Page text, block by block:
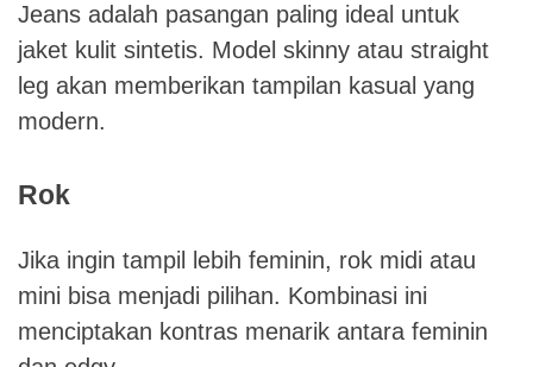
Jeans adalah pasangan paling ideal untuk
jaket kulit sintetis. Model skinny atau straight
leg akan memberikan tampilan kasual yang
modern.
Rok
Jika ingin tampil lebih feminin, rok midi atau
mini bisa menjadi pilihan. Kombinasi ini
menciptakan kontras menarik antara feminin